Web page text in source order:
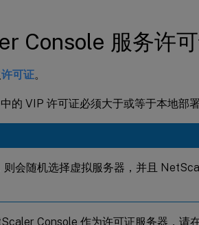
Console 服务许
许可证。
的 VIP 许可证必须大于或等于本地部署
会随机选择虚拟服务器，并且
Console 作为许可证服务器，请